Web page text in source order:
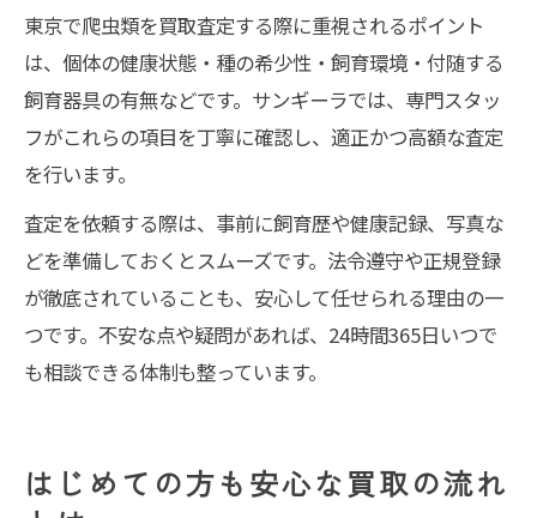
東京で爬虫類を買取査定する際に重視されるポイント
は、個体の健康状態・種の希少性・飼育環境・付随する
飼育器具の有無などです。サンギーラでは、専門スタッ
フがこれらの項目を丁寧に確認し、適正かつ高額な査定
を行います。
査定を依頼する際は、事前に飼育歴や健康記録、写真な
どを準備しておくとスムーズです。法令遵守や正規登録
が徹底されていることも、安心して任せられる理由の一
つです。不安な点や疑問があれば、24時間365日いつで
も相談できる体制も整っています。
はじめての方も安心な買取の流れ